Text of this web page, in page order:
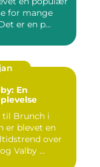
for mange
er en p...
En
Brunch i
er blevet en
over
Valby ...